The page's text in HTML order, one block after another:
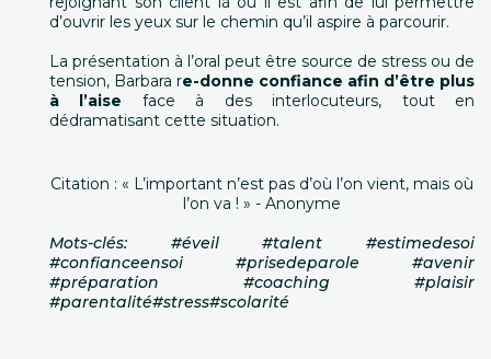
d’ouvrir les yeux sur le chemin qu’il aspire à parcourir.
La présentation à l’oral peut être source de stress ou de
tension, Barbara re-donne confiance afin d’être plus
à l’aise face à des interlocuteurs, tout en
dédramatisant cette situation.
Citation : « L’important n’est pas d’où l’on vient, mais où
l’on va ! » - Anonyme
Mots-clés: #éveil #talent #estimedesoi
#confianceensoi #prisedeparole #avenir
#préparation #coaching #plaisir
#parentalité#stress#scolarité